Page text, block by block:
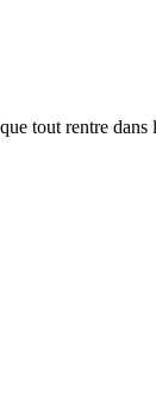
tout rentre dans